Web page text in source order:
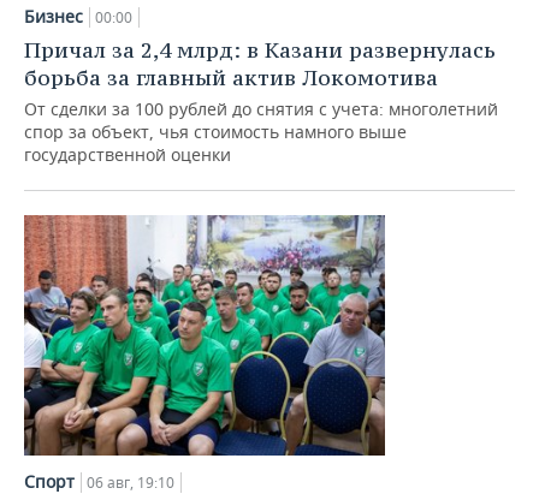
ВОДНЫЕ ВИДЫ СПОРТА
ХОККЕЙ С МЯЧОМ
ОБРАЗОВАНИЕ
ПРОИСШЕСТВИЯ
Бизнес 00:00
Причал за 2,4 млрд: в Казани развернулась
борьба за главный актив Локомотива
От сделки за 100 рублей до снятия с учета: многолетний
спор за объект, чья стоимость намного выше
государственной оценки
Спорт 06 авг, 19:10